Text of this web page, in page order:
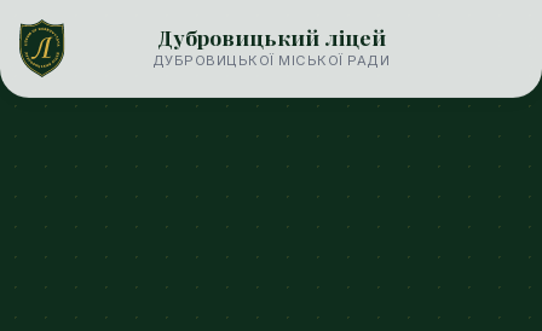
Дубровицький ліцей
ДУБРОВИЦЬКОЇ МІСЬКОЇ РАДИ